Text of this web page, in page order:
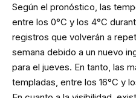
Según el pronóstico, las
entre los 0°C y los 4°C
registros que volverán a
semana debido a un nuevo
para el jueves. En tanto, las
templadas, entre los 16°C y